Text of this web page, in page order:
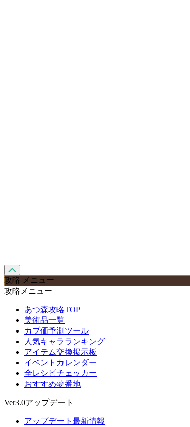
攻略 メニュー
攻略メニュー
あつ森攻略TOP
美術品一覧
カブ価予測ツール
人気キャラランキング
アイテム交換掲示板
イベントカレンダー
全レシピチェッカー
おすすめ夢番地
Ver3.0アップデート
アップデート最新情報